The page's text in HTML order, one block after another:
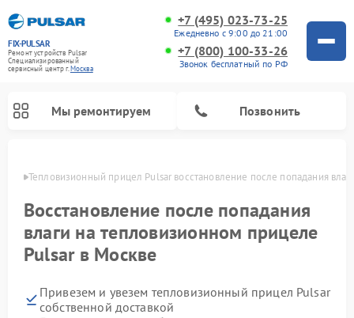
FIX-PULSAR
Ремонт устройств Pulsar
Специализированный
cервисный центр г.Москва
+7 (495) 023-73-25
Ежедневно с 9:00 до 21:00
+7 (800) 100-33-26
Звонок бесплатный по РФ
Мы ремонтируем Позвонить
Тепловизионный прицел Pulsar восстановление после попадания
Восстановление после попадания
влаги на тепловизионном прицеле
Pulsar в Москве
Привезем и увезем тепловизионный прицел Pulsar
собственной доставкой